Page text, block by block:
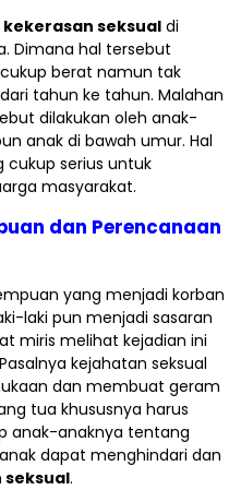
kekerasan seksual di
Dimana hal tersebut
berat namun tak
tahun ke tahun. Malahan
dilakukan oleh anak-
anak di bawah umur. Hal
cukup serius untuk
masyarakat.
dan Perencanaan
yang menjadi korban
laki pun menjadi sasaran
miris melihat kejadian ini
kejahatan seksual
dan membuat geram
tua khususnya harus
anak-anaknya tentang
dapat menghindari dan
.